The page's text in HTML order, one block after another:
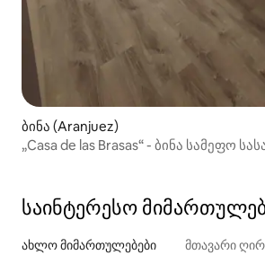
ბინა (Aranjuez)
„Casa de las Brasas“ - ბინა სამეფო
საინტერესო
ახლო მიმართულებები მთავარი